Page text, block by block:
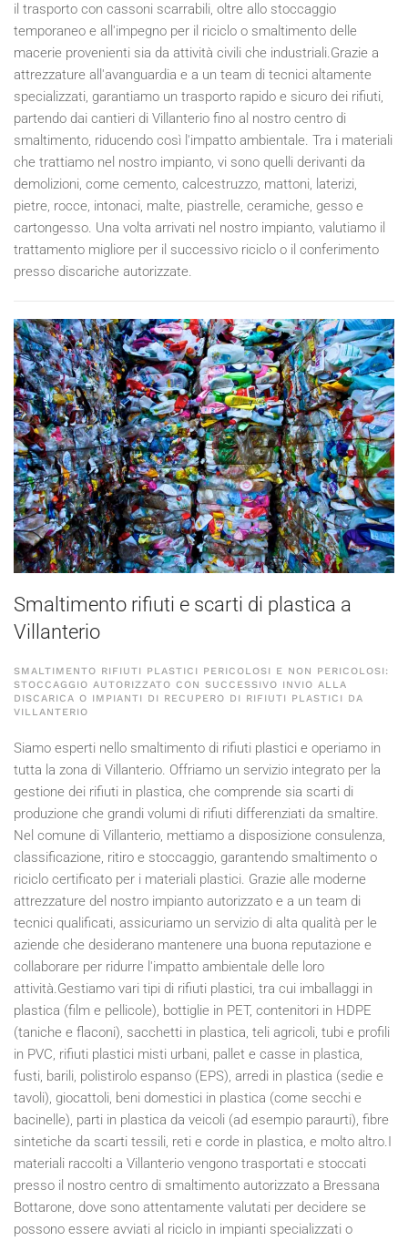
il trasporto con cassoni scarrabili, oltre allo stoccaggio
temporaneo e all'impegno per il riciclo o smaltimento delle
macerie provenienti sia da attività civili che industriali.Grazie a
attrezzature all'avanguardia e a un team di tecnici altamente
specializzati, garantiamo un trasporto rapido e sicuro dei rifiuti,
partendo dai cantieri di Villanterio fino al nostro centro di
smaltimento, riducendo così l'impatto ambientale. Tra i materiali
che trattiamo nel nostro impianto, vi sono quelli derivanti da
demolizioni, come cemento, calcestruzzo, mattoni, laterizi,
pietre, rocce, intonaci, malte, piastrelle, ceramiche, gesso e
cartongesso. Una volta arrivati nel nostro impianto, valutiamo il
trattamento migliore per il successivo riciclo o il conferimento
presso discariche autorizzate.
Smaltimento rifiuti e scarti di plastica a
Villanterio
SMALTIMENTO RIFIUTI PLASTICI PERICOLOSI E NON PERICOLOSI:
STOCCAGGIO AUTORIZZATO CON SUCCESSIVO INVIO ALLA
DISCARICA O IMPIANTI DI RECUPERO DI RIFIUTI PLASTICI DA
VILLANTERIO
Siamo esperti nello smaltimento di rifiuti plastici e operiamo in
tutta la zona di Villanterio. Offriamo un servizio integrato per la
gestione dei rifiuti in plastica, che comprende sia scarti di
produzione che grandi volumi di rifiuti differenziati da smaltire.
Nel comune di Villanterio, mettiamo a disposizione consulenza,
classificazione, ritiro e stoccaggio, garantendo smaltimento o
riciclo certificato per i materiali plastici. Grazie alle moderne
attrezzature del nostro impianto autorizzato e a un team di
tecnici qualificati, assicuriamo un servizio di alta qualità per le
aziende che desiderano mantenere una buona reputazione e
collaborare per ridurre l'impatto ambientale delle loro
attività.Gestiamo vari tipi di rifiuti plastici, tra cui imballaggi in
plastica (film e pellicole), bottiglie in PET, contenitori in HDPE
(taniche e flaconi), sacchetti in plastica, teli agricoli, tubi e profili
in PVC, rifiuti plastici misti urbani, pallet e casse in plastica,
fusti, barili, polistirolo espanso (EPS), arredi in plastica (sedie e
tavoli), giocattoli, beni domestici in plastica (come secchi e
bacinelle), parti in plastica da veicoli (ad esempio paraurti), fibre
sintetiche da scarti tessili, reti e corde in plastica, e molto altro.I
materiali raccolti a Villanterio vengono trasportati e stoccati
presso il nostro centro di smaltimento autorizzato a Bressana
Bottarone, dove sono attentamente valutati per decidere se
possono essere avviati al riciclo in impianti specializzati o